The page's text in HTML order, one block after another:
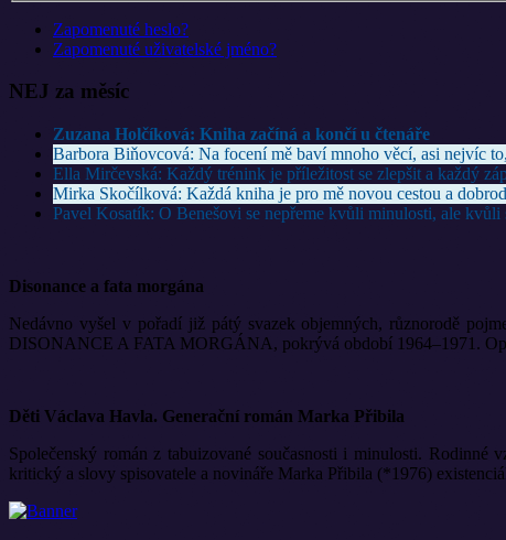
Zapomenuté heslo?
Zapomenuté uživatelské jméno?
NEJ za měsíc
Zuzana Holčíková: Kniha začíná a končí u čtenáře
Barbora Biňovcová: Na focení mě baví mnoho věcí, asi nejvíc
Ella Mirčevská: Každý trénink je příležitost se zlepšit a každý
Mirka Skočílková: Každá kniha je pro mě novou cestou a
Pavel Kosatík: O Benešovi se nepřeme kvůli minulosti, ale kvůli
Disonance a fata morgána
Nedávno vyšel v pořadí již pátý svazek objemných, různorodě
DISONANCE A FATA MORGÁNA, pokrývá období 1964–1971.
Děti Václava Havla. Generační román Marka Přibila
Společenský román z tabuizované současnosti i minulosti.
kritický a slovy spisovatele a novináře Marka Přibila (*1976)